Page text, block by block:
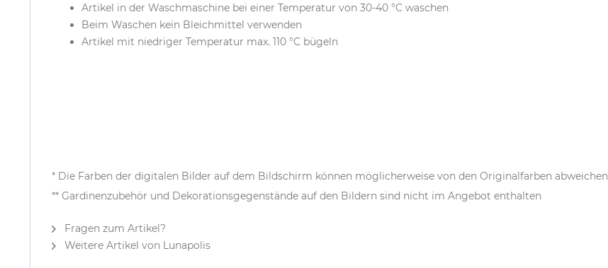
Artikel in der Waschmaschine bei einer Temperatur von 30-40 °C waschen
Beim Waschen kein Bleichmittel verwenden
Artikel mit niedriger Temperatur max. 110 °C bügeln
* Die Farben der digitalen Bilder auf dem Bildschirm können möglicherweise von den Originalfarben abweichen
** Gardinenzubehör und Dekorationsgegenstände auf den Bildern sind nicht im Angebot enthalten
Fragen zum Artikel?
Weitere Artikel von Lunapolis